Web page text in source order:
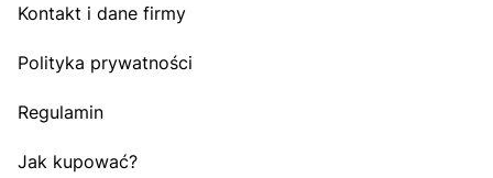
Kontakt i dane firmy
Polityka prywatności
Regulamin
Jak kupować?